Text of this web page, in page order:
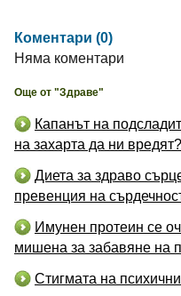
Коментари (0)
Няма коментари
Още от "Здраве"
Капанът на
на захарта да ни вредят?
Диета за здраво
превенция на
Имунен протеин се
мишена за забавяне на
Стигмата на